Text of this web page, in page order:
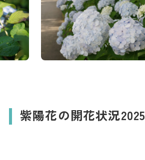
紫陽花の開花状況2025